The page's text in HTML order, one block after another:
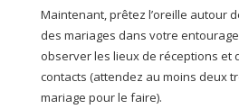
Maintenant, prêtez l’oreille autour
des mariages dans votre
observer les lieux de réceptions et
contacts (attendez au moins deux
mariage pour le faire).